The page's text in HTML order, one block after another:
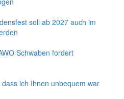
soll ab 2027 auch im
Schwaben fordert
dass ich Ihnen unbequem war